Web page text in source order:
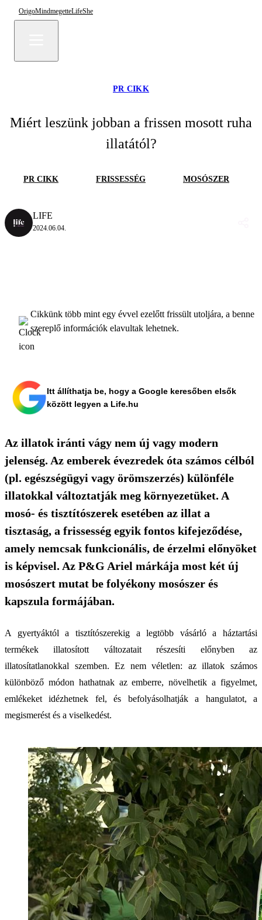
OrigoMindmegetteLifeShe
PR CIKK
Miért leszünk jobban a frissen mosott ruha
illatától?
PR CIKK FRISSESSÉG MOSÓSZER
LIFE
2024.06.04.
Cikkünk több mint egy évvel ezelőtt frissült utoljára, a benne
szereplő információk elavultak lehetnek.
Itt állíthatja be, hogy a Google keresőben elsők
között legyen a Life.hu
Az illatok iránti vágy nem új vagy modern
jelenség. Az emberek évezredek óta számos célból
(pl. egészségügyi vagy örömszerzés) különféle
illatokkal változtatják meg környezetüket. A
mosó- és tisztítószerek esetében az illat a
tisztaság, a frissesség egyik fontos kifejeződése,
amely nemcsak funkcionális, de érzelmi előnyöket
is képvisel. Az P&G Ariel márkája most két új
mosószert mutat be folyékony mosószer és
kapszula formájában.
A gyertyáktól a tisztítószerekig a legtöbb vásárló a háztartási
termékek illatosított változatait részesíti előnyben az
illatosítatlanokkal szemben. Ez nem véletlen: az illatok számos
különböző módon hathatnak az emberre, növelhetik a figyelmet,
emlékeket idézhetnek fel, és befolyásolhatják a hangulatot, a
megismerést és a viselkedést.